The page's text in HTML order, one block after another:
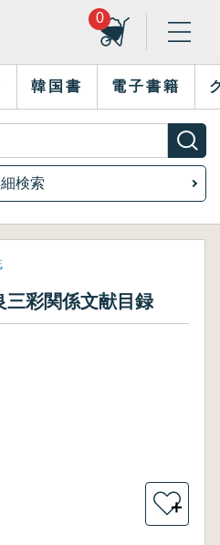
0
韓国書 電子書籍
検索
三彩関係文献目録
＋